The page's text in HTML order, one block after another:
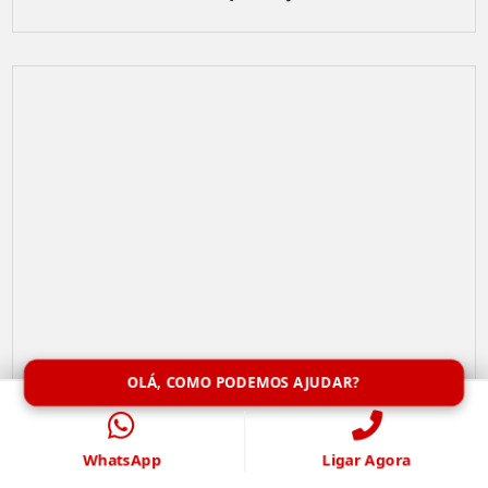
Limpeza de Caixa de Água
OLÁ, COMO PODEMOS AJUDAR?
WhatsApp Ligar Agora